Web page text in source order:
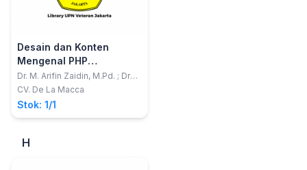
Desain dan Konten
Mengenal PHP
Framework
Dr. M. Arifin Zaidin, M.Pd. ; Drs.
Hasanuddin, M.Si. ; Dra.
CV. De La Macca
Stok: 1/1
H